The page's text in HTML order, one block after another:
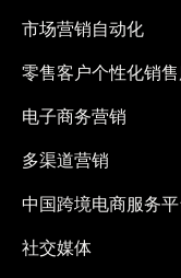
市场营销自动化
零售客户个性化销
电子商务营销
多渠道营销
中国跨境电商服务
社交媒体